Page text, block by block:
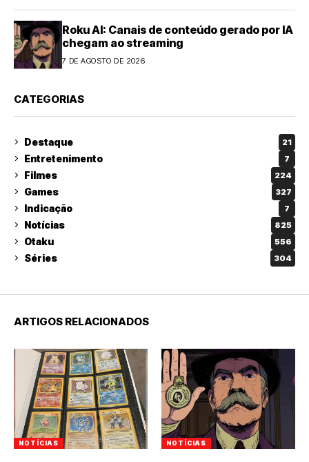
Roku AI: Canais de conteúdo gerado por IA
chegam ao streaming
7 DE AGOSTO DE 2026
CATEGORIAS
Destaque 21
Entretenimento 7
Filmes 224
Games 327
Indicação 7
Notícias 825
Otaku 556
Séries 304
ARTIGOS RELACIONADOS
NOTÍCIAS NOTÍCIAS